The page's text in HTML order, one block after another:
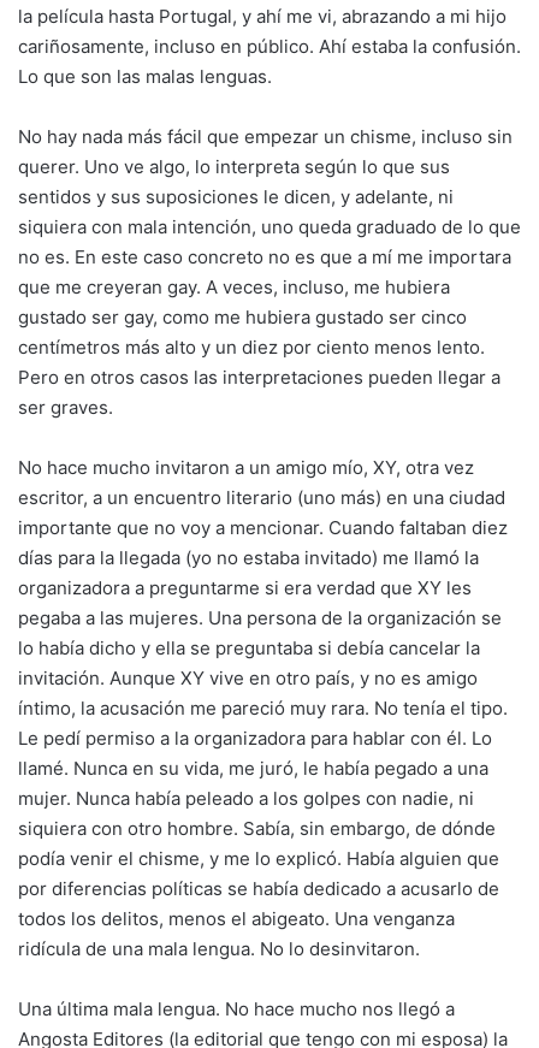
la película hasta Portugal, y ahí me vi, abrazando a mi hijo
cariñosamente, incluso en público. Ahí estaba la confusión.
Lo que son las malas lenguas.
No hay nada más fácil que empezar un chisme, incluso sin
querer. Uno ve algo, lo interpreta según lo que sus
sentidos y sus suposiciones le dicen, y adelante, ni
siquiera con mala intención, uno queda graduado de lo que
no es. En este caso concreto no es que a mí me importara
que me creyeran gay. A veces, incluso, me hubiera
gustado ser gay, como me hubiera gustado ser cinco
centímetros más alto y un diez por ciento menos lento.
Pero en otros casos las interpretaciones pueden llegar a
ser graves.
No hace mucho invitaron a un amigo mío, XY, otra vez
escritor, a un encuentro literario (uno más) en una ciudad
importante que no voy a mencionar. Cuando faltaban diez
días para la llegada (yo no estaba invitado) me llamó la
organizadora a preguntarme si era verdad que XY les
pegaba a las mujeres. Una persona de la organización se
lo había dicho y ella se preguntaba si debía cancelar la
invitación. Aunque XY vive en otro país, y no es amigo
íntimo, la acusación me pareció muy rara. No tenía el tipo.
Le pedí permiso a la organizadora para hablar con él. Lo
llamé. Nunca en su vida, me juró, le había pegado a una
mujer. Nunca había peleado a los golpes con nadie, ni
siquiera con otro hombre. Sabía, sin embargo, de dónde
podía venir el chisme, y me lo explicó. Había alguien que
por diferencias políticas se había dedicado a acusarlo de
todos los delitos, menos el abigeato. Una venganza
ridícula de una mala lengua. No lo desinvitaron.
Una última mala lengua. No hace mucho nos llegó a
Angosta Editores (la editorial que tengo con mi esposa) la